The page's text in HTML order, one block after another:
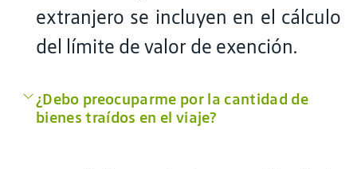
extranjero se incluyen en el cálculo
del límite de valor de exención.
¿Debo preocuparme por la cantidad de
bienes traídos en el viaje?